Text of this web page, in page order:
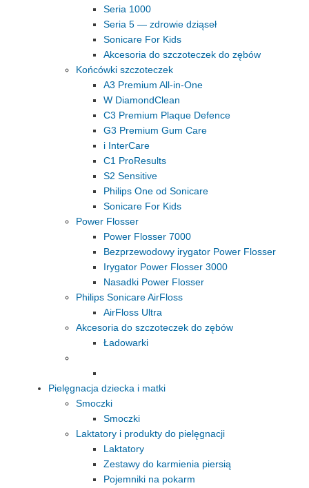
Seria 1000
Seria 5 — zdrowie dziąseł
Sonicare For Kids
Akcesoria do szczoteczek do zębów
Końcówki szczoteczek
A3 Premium All-in-One
W DiamondClean
C3 Premium Plaque Defence
G3 Premium Gum Care
i InterCare
C1 ProResults
S2 Sensitive
Philips One od Sonicare
Sonicare For Kids
Power Flosser
Power Flosser 7000
Bezprzewodowy irygator Power Flosser
Irygator Power Flosser 3000
Nasadki Power Flosser
Philips Sonicare AirFloss
AirFloss Ultra
Akcesoria do szczoteczek do zębów
Ładowarki
Pielęgnacja dziecka i matki
Smoczki
Smoczki
Laktatory i produkty do pielęgnacji
Laktatory
Zestawy do karmienia piersią
Pojemniki na pokarm